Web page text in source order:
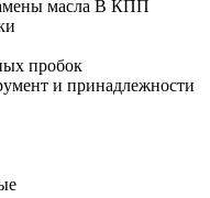
масла В КПП
пробок
и принадлежности